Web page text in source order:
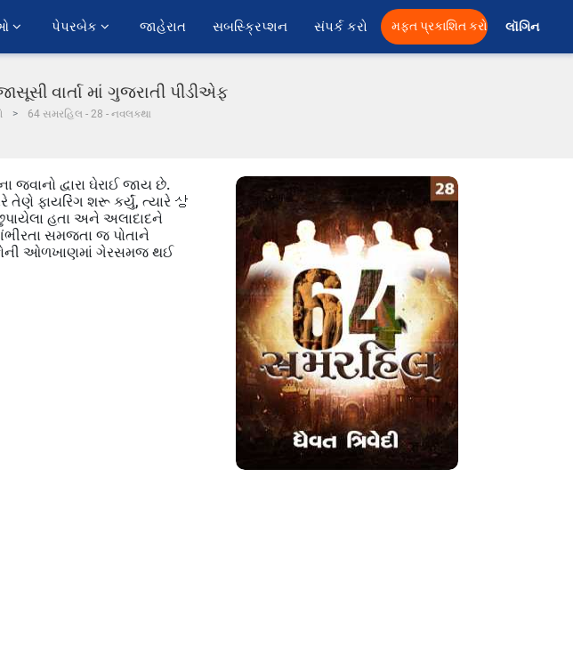
પેપરબેક જાહેરાત સબસ્ક્રિપ્શન સંપર્ક કરો મફત પ્રકાશિત કરો લૉગિન
વાર્તા માં ગુજરાતી પીડીએફ
64 સમરહિલ - 28 - નવલકથા
દ્વારા ઘેરાઈ જાય છે.
તેણે ફાયરિંગ શરૂ કર્યું, ત્યારે 상
હતા અને અલાદાદને
સમજતા જ પોતાને
ઓળખાણમાં ગેરસમજ થઈ